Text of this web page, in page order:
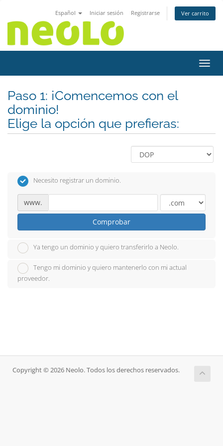
Español Iniciar sesión Registrarse Ver carrito
Paso 1: ¡Comencemos con el
dominio!
Elige la opción que prefieras:
Necesito registrar un dominio.
www.
Comprobar
Ya tengo un dominio y quiero transferirlo a Neolo.
Tengo mi dominio y quiero mantenerlo con mi actual
proveedor.
Copyright © 2026 Neolo. Todos los derechos reservados.